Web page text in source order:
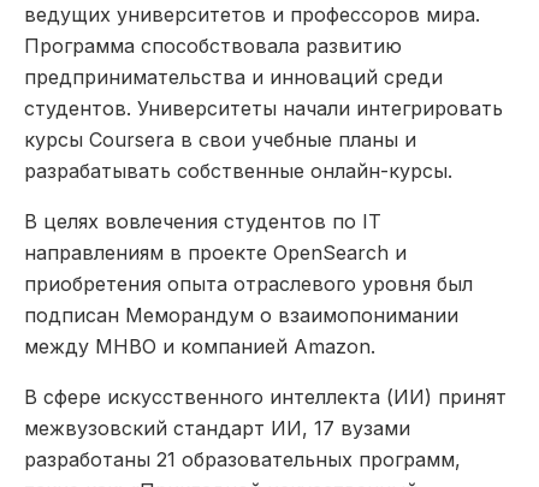
ведущих университетов и профессоров мира.
Программа способствовала развитию
предпринимательства и инноваций среди
студентов. Университеты начали интегрировать
курсы Coursera в свои учебные планы и
разрабатывать собственные онлайн-курсы.
В целях вовлечения студентов по IT
направлениям в проекте OpenSearch и
приобретения опыта отраслевого уровня был
подписан Меморандум о взаимопонимании
между МНВО и компанией Amazon.
В сфере искусственного интеллекта (ИИ) принят
межвузовский стандарт ИИ, 17 вузами
разработаны 21 образовательных программ,